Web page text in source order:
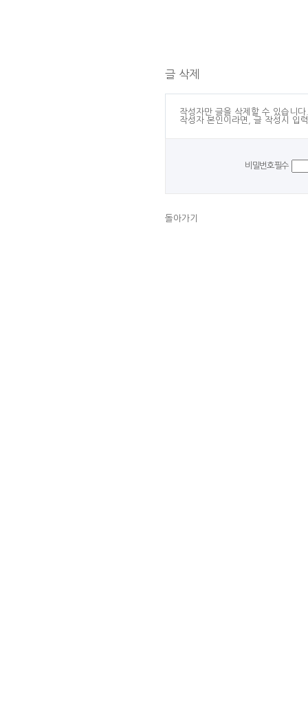
글 삭제
작성자만 글을 삭제할 수 있습니다.
작성자 본인이라면, 글 작성시 입
비밀번호필수
돌아가기